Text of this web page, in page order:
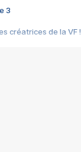
3
créatrices de la VF !